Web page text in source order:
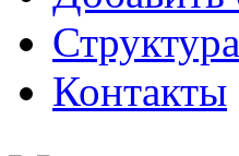
Контакты